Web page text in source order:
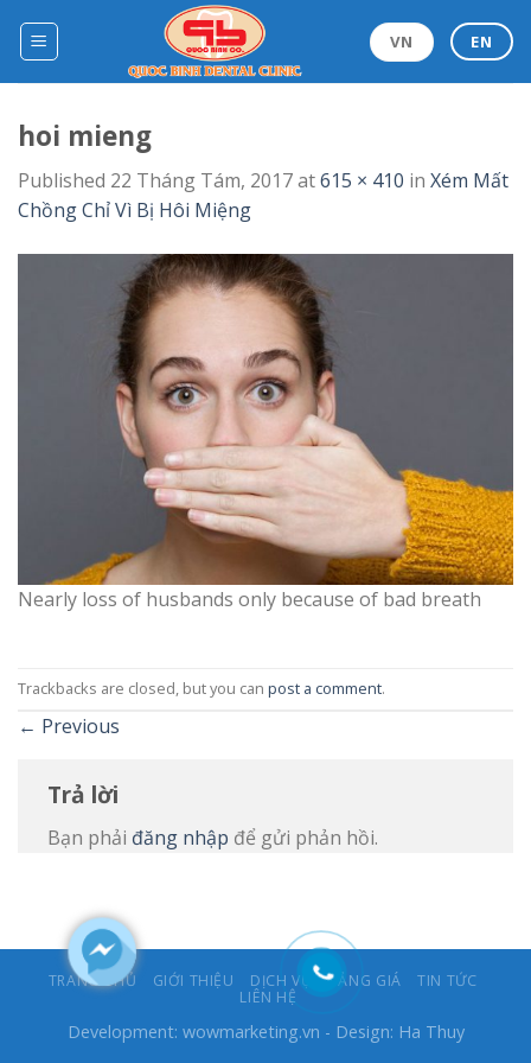
VN EN
hoi mieng
Published 22 Tháng Tám, 2017at615 × 410 in Xém Mất
Chồng Chỉ Vì Bị Hôi Miệng
Nearly loss of husbands only because of bad breath
Trackbacks are closed, but you can post a comment.
← Previous
Trả lời
Bạn phải đăng nhập để gửi phản hồi.
TRANG CHỦ GIỚI THIỆU DỊCH VỤ BẢNG GIÁ
TIN TỨC
LIÊN HỆ
Development: wowmarketing.vn - Design: Ha Thuy